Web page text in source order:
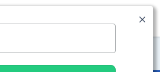
MENU
Charente-Maritime